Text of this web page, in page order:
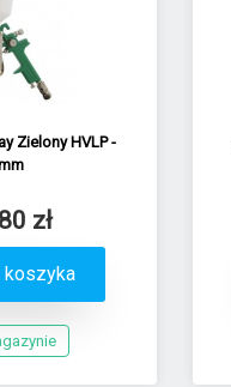
Zielony HVLP -
zł
koszyka